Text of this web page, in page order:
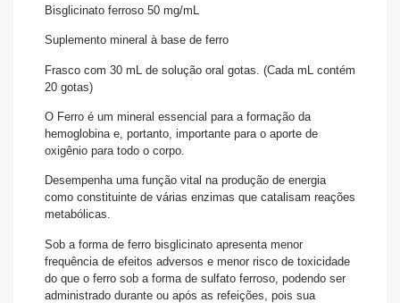
Bisglicinato ferroso 50 mg/mL
Suplemento mineral à base de ferro
Frasco com 30 mL de solução oral gotas. (Cada mL contém
20 gotas)
O Ferro é um mineral essencial para a formação da
hemoglobina e, portanto, importante para o aporte de
oxigênio para todo o corpo.
Desempenha uma função vital na produção de energia
como constituinte de várias enzimas que catalisam reações
metabólicas.
Sob a forma de ferro bisglicinato apresenta menor
frequência de efeitos adversos e menor risco de toxicidade
do que o ferro sob a forma de sulfato ferroso, podendo ser
administrado durante ou após as refeições, pois sua